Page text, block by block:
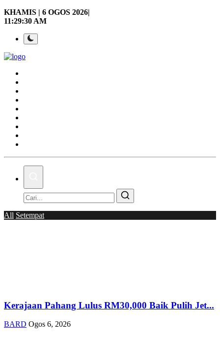
KHAMIS | 6 OGOS 2026|
11:29:31 AM
All Setempat
Kerajaan Pahang Lulus RM30,000 Baik Pulih Jet...
BARD Ogos 6, 2026